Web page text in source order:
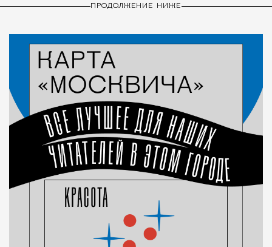
ПРОДОЛЖЕНИЕ НИЖЕ